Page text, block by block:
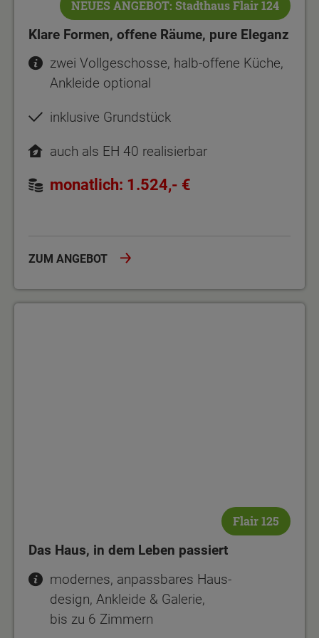
NEUES ANGEBOT: Stadthaus Flair 124
Klare Formen, offene Räume, pure Eleganz
zwei Vollgeschosse, halb-offene Küche,
Ankleide optional
inklusive Grundstück
auch als EH 40 realisierbar
monatlich: 1.524,- €
ZUM ANGEBOT
Flair 125
Das Haus, in dem Leben passiert
modernes, anpassbares Haus-
design, Ankleide & Galerie,
bis zu 6 Zimmern